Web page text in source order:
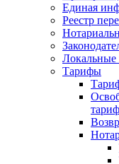
Единая
Реестр
Тарифы